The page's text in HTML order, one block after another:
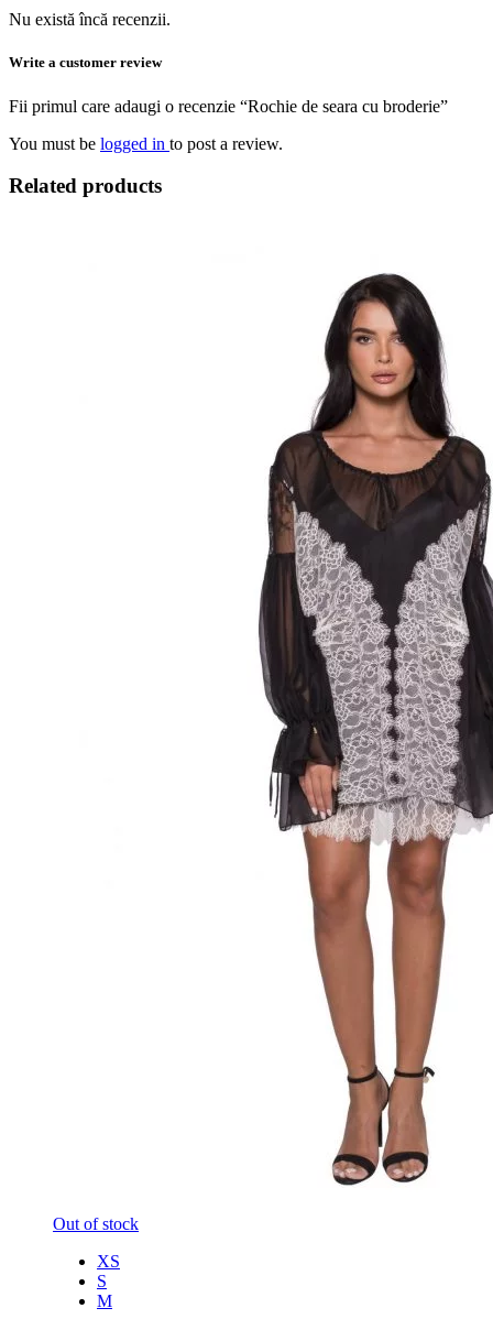
Nu există încă recenzii.
Write a customer review
Fii primul care adaugi o recenzie “Rochie de seara cu broderie”
You must be logged in to post a review.
Related products
Out of stock
XS
S
M